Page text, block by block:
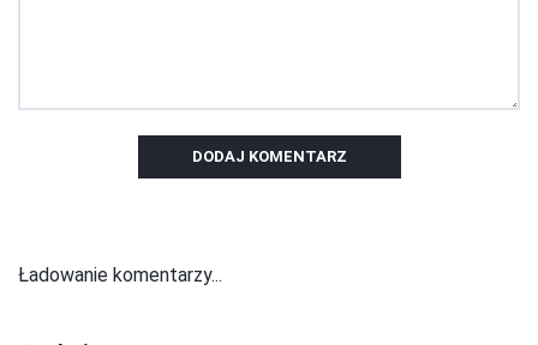
DODAJ KOMENTARZ
Ładowanie komentarzy...